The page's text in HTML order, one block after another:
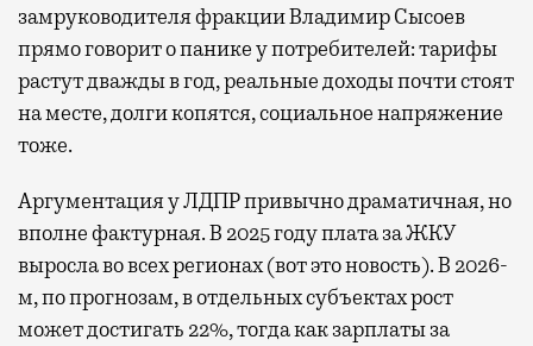
замруководителя фракции Владимир Сысоев
прямо говорит о панике у потребителей: тарифы
растут дважды в год, реальные доходы почти стоят
на месте, долги копятся, социальное напряжение
тоже.
Аргументация у ЛДПР привычно драматичная, но
вполне фактурная. В 2025 году плата за ЖКУ
выросла во всех регионах (вот это новость). В 2026-
м, по прогнозам, в отдельных субъектах рост
может достигать 22%, тогда как зарплаты за